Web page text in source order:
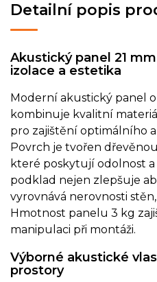
Detailní popis
Akustický panel 21
izolace a estetika
Moderní akustický panel
kombinuje kvalitní
pro zajištění optimálního
Povrch je tvořen
které poskytují odolnost
podklad nejen zlepšuje
vyrovnává nerovnosti
Hmotnost panelu 3 kg
manipulaci při montáži.
Výborné akustické
prostory